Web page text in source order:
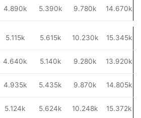
4.890k 5.390k 9.780k 14.670k
5.115k 5.615k 10.230k 15.345k
4.640k 5.140k 9.280k 13.920k
4.935k 5.435k 9.870k 14.805k
5.124k 5.624k 10.248k 15.372k